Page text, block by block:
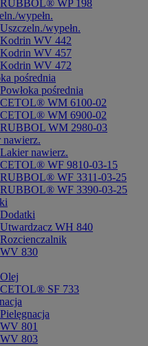
RUBBOL® WP 198
wypełn.
Uszczeln./wypełn.
Kodrin WV 442
Kodrin WV 457
Kodrin WV 472
pośrednia
Powłoka pośrednia
CETOL® WM 6100-02
CETOL® WM 6900-02
RUBBOL WM 2980-03
nawierz.
Lakier nawierz.
CETOL® WF 9810-03-15
RUBBOL® WF 3311-03-25
RUBBOL® WF 3390-03-25
Dodatki
Utwardzacz WH 840
Rozcienczalnik
WV 830
Olej
CETOL® SF 733
Pielęgnacja
WV 801
WV 803